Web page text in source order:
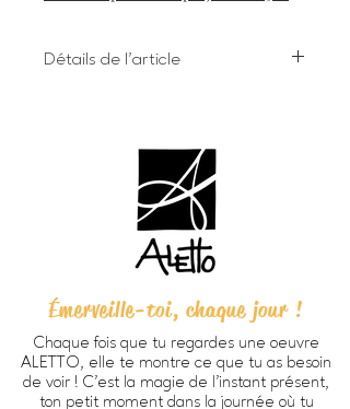
Détails de l'article
Dimensions 8 X 10 pouces (203 X
254 cm) incluant bordure
Chaque oeuvre est signée à la main
Papier beaux-arts Verona 250
HD, fini mat lisse, sans acide, 100%
Prête à encadrer -cadre non
inclus
Emballage personnalisé ALETTO
parfait pour offrir en cadeau
Imprimée à Trois-Rivières
Émerveille-toi, chaque jour !
Chaque fois que tu regardes une oeuvre
ALETTO, elle te montre ce que tu as besoin
de voir ! C’est la magie de l’instant présent,
ton petit moment dans la journée où tu